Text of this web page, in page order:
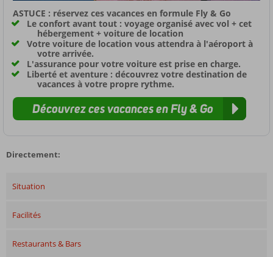
ASTUCE : réservez ces vacances en formule Fly & Go
Le confort avant tout : voyage organisé avec vol + cet
hébergement + voiture de location
Votre voiture de location vous attendra à l'aéroport à
votre arrivée.
L'assurance pour votre voiture est prise en charge.
Liberté et aventure : découvrez votre destination de
vacances à votre propre rythme.
Découvrez ces vacances en Fly & Go
Directement:
Situation
Facilités
Restaurants & Bars